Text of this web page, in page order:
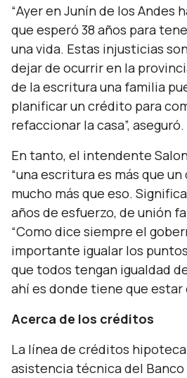
“Ayer en Junín de los Andes
que esperó 38 años para
una vida. Estas injusticias
dejar de ocurrir en la
de la escritura una familia
planificar un crédito para
refaccionar la casa”, aseguró.
En tanto, el intendente
“una escritura es más que
mucho más que eso.
años de esfuerzo, de unión
“Como dice siempre el
importante igualar los
que todos tengan igualdad
ahí es donde tiene que estar
Acerca de los créditos
La línea de créditos
asistencia técnica del